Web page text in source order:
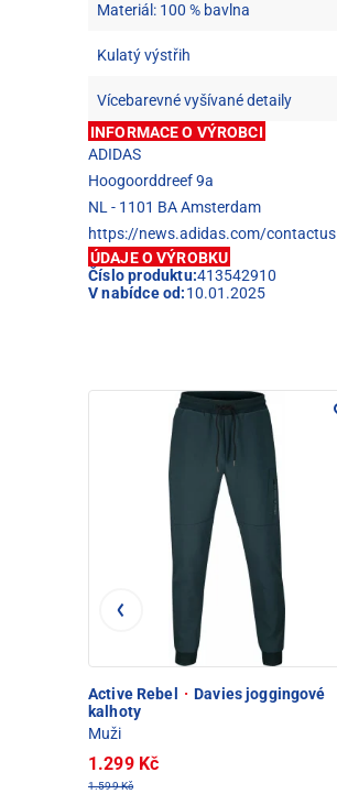
Materiál: 100 % bavlna
Kulatý výstřih
Vícebarevné vyšívané detaily
INFORMACE O VÝROBCI
ADIDAS
Hoogoorddreef 9a
NL - 1101 BA Amsterdam
https://news.adidas.com/contactus
ÚDAJE O VÝROBKU
Číslo produktu:413542910
V nabídce od:10.01.2025
Active Rebel · Davies joggingové
kalhoty
Muži
1.299 Kč
1.599 Kč